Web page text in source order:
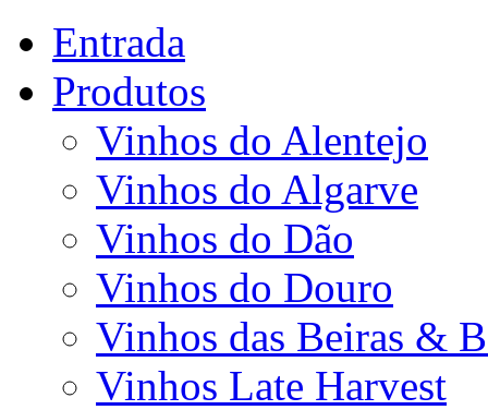
Entrada
Produtos
Vinhos do Alentejo
Vinhos do Algarve
Vinhos do Dão
Vinhos do Douro
Vinhos das Beiras &
Vinhos Late Harvest